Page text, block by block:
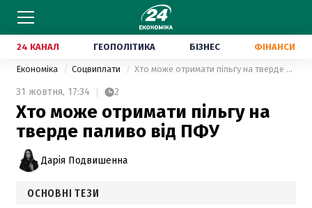
24 КАНАЛ ГЕОПОЛІТИКА БІЗНЕС ФІНАНСИ
Економіка Соцвиплати Хто може отримати пільгу на тверде паливо від ПФУ
31 жовтня, 17:34 2
Хто може отримати пільгу на
тверде паливо від ПФУ
Дарія Подвишенна
ОСНОВНІ ТЕЗИ